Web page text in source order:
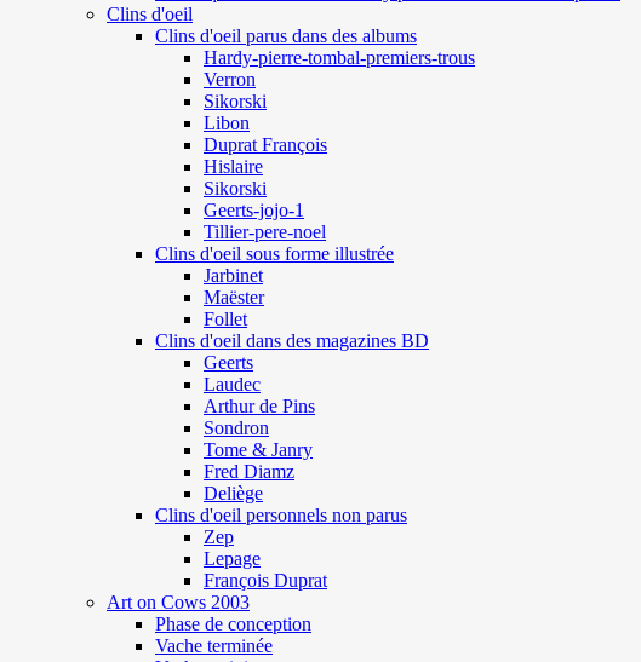
Clins d'oeil
Clins d'oeil parus dans des albums
Hardy-pierre-tombal-premiers-trous
Verron
Sikorski
Libon
Duprat François
Hislaire
Sikorski
Geerts-jojo-1
Tillier-pere-noel
Clins d'oeil sous forme illustrée
Jarbinet
Maëster
Follet
Clins d'oeil dans des magazines BD
Geerts
Laudec
Arthur de Pins
Sondron
Tome & Janry
Fred Diamz
Deliège
Clins d'oeil personnels non parus
Zep
Lepage
François Duprat
Art on Cows 2003
Phase de conception
Vache terminée